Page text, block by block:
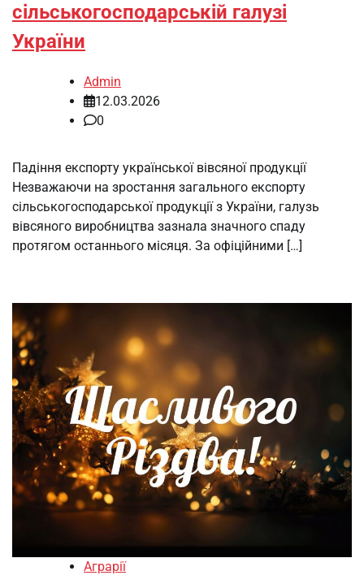
сільськогосподарській галузі
України
Admin
12.03.2026
0
Падіння експорту української вівсяної продукції
Незважаючи на зростання загального експорту
сільськогосподарської продукції з України, галузь
вівсяного виробництва зазнала значного спаду
протягом останнього місяця. За офіційними […]
Аграрії